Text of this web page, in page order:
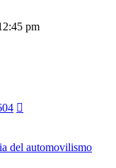
pm
del automovilismo